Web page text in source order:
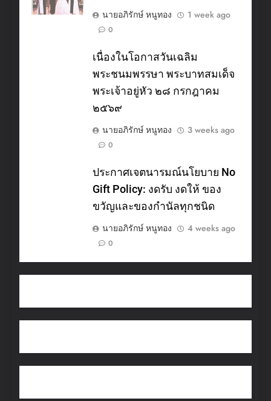
นายอภิรักษ์ หนูทอง
1 week ago
0
เนื่องในโอกาสวันเฉลิม
พระชนมพรรษา พระบาทสมเด็จ
พระเจ้าอยู่หัว ๒๘ กรกฎาคม
๒๕๖๙
นายอภิรักษ์ หนูทอง
3 weeks ago
0
ประกาศเจตนารมณ์นโยบาย No
Gift Policy: งดรับ งดให้ ของ
ขวัญและของกำนัลทุกชนิด
นายอภิรักษ์ หนูทอง
4 weeks ago
0